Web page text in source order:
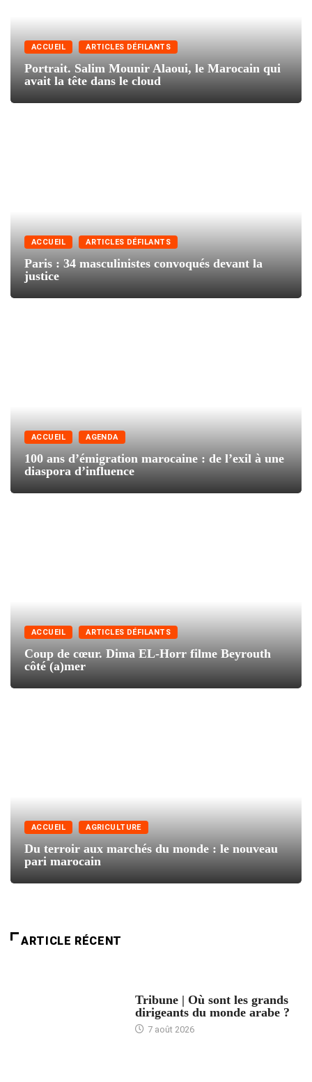
ACCUEIL ARTICLES DÉFILANTS
Portrait. Salim Mounir Alaoui, le Marocain qui
avait la tête dans le cloud
ACCUEIL ARTICLES DÉFILANTS
Paris : 34 masculinistes convoqués devant la
justice
ACCUEIL AGENDA
100 ans d’émigration marocaine : de l’exil à une
diaspora d’influence
ACCUEIL ARTICLES DÉFILANTS
Coup de cœur. Dima EL-Horr filme Beyrouth
côté (a)mer
ACCUEIL AGRICULTURE
Du terroir aux marchés du monde : le nouveau
pari marocain
ARTICLE RÉCENT
Tribune | Où sont les grands
dirigeants du monde arabe ?
7 août 2026